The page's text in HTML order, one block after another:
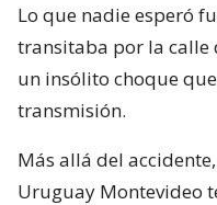
Lo que nadie esperó
transitaba por la calle
un insólito choque
transmisión.
Más allá del
Uruguay Montevideo